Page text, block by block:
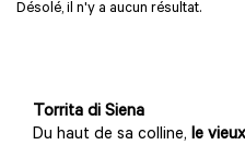
Désolé, il n'y a aucun résultat.
Torrita di Siena
Du haut de sa colline, le